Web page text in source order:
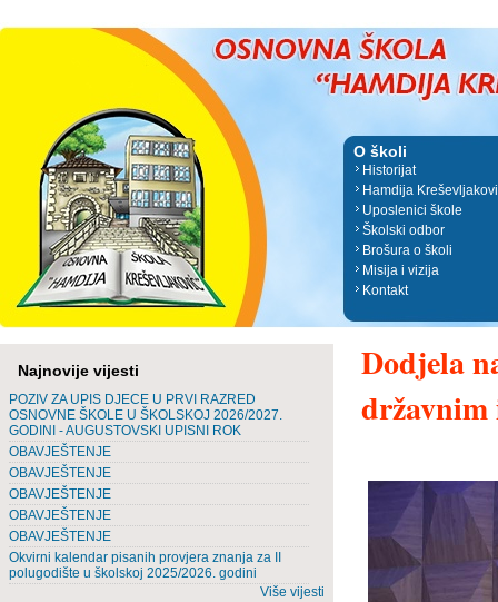
O školi
Historijat
Hamdija
Uposlenici škole
Školski odbor
Brošura o školi
Misija i vizija
Kontakt
Najnovije vijesti
POZIV ZA UPIS DJECE U PRVI RAZRED
OSNOVNE ŠKOLE U ŠKOLSKOJ 2026/2027.
GODINI - AUGUSTOVSKI UPISNI ROK
OBAVJEŠTENJE
OBAVJEŠTENJE
OBAVJEŠTENJE
OBAVJEŠTENJE
OBAVJEŠTENJE
Okvirni kalendar pisanih provjera znanja za II
polugodište u školskoj 2025/2026. godini
Više vijesti
Dodjela